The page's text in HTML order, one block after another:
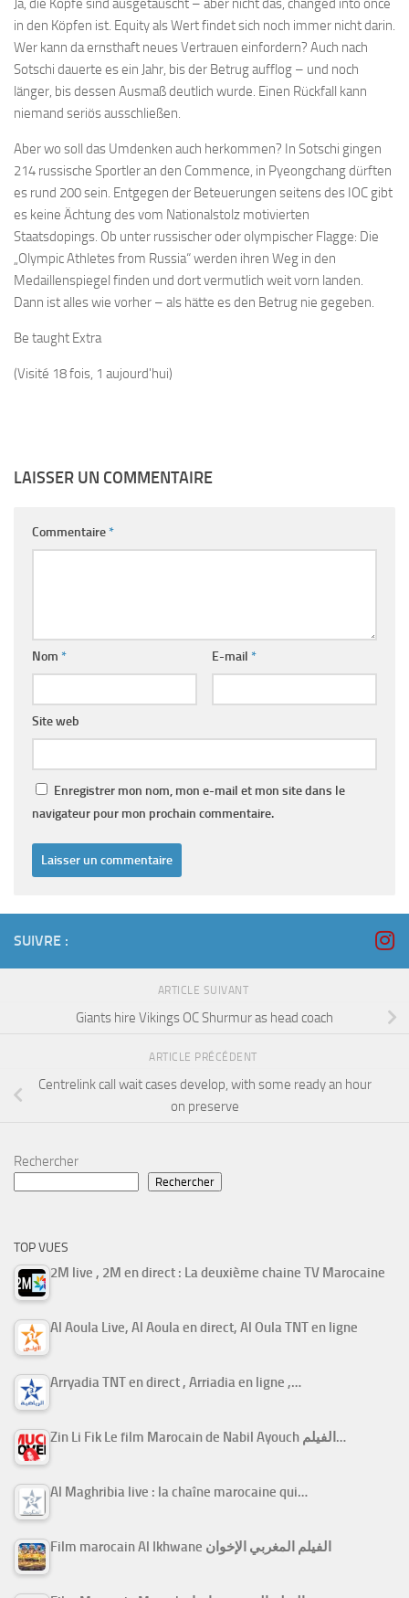
Ja, die Köpfe sind ausgetauscht – aber nicht das, changed into once
in den Köpfen ist. Equity als Wert findet sich noch immer nicht darin.
Wer kann da ernsthaft neues Vertrauen einfordern? Auch nach
Sotschi dauerte es ein Jahr, bis der Betrug aufflog – und noch
länger, bis dessen Ausmaß deutlich wurde. Einen Rückfall kann
niemand seriös ausschließen.
Aber wo soll das Umdenken auch herkommen? In Sotschi gingen
214 russische Sportler an den Commence, in Pyeongchang dürften
es rund 200 sein. Entgegen der Beteuerungen seitens des IOC gibt
es keine Ächtung des vom Nationalstolz motivierten
Staatsdopings. Ob unter russischer oder olympischer Flagge: Die
„Olympic Athletes from Russia“ werden ihren Weg in den
Medaillenspiegel finden und dort vermutlich weit vorn landen.
Dann ist alles wie vorher – als hätte es den Betrug nie gegeben.
Be taught Extra
(Visité 18 fois, 1 aujourd'hui)
LAISSER UN COMMENTAIRE
Commentaire*
Nom * E-mail *
Site web
Enregistrer mon nom, mon e-mail et mon site dans le
navigateur pour mon prochain commentaire.
SUIVRE :
ARTICLE SUIVANT
Giants hire Vikings OC Shurmur as head coach
ARTICLE PRÉCÉDENT
Centrelink call wait cases develop, with some ready an hour
on preserve
Rechercher
Rechercher
TOP VUES
2M live , 2M en direct : La deuxième chaine TV Marocaine
Al Aoula Live, Al Aoula en direct, Al Oula TNT en ligne
Arryadia TNT en direct , Arriadia en ligne ,…
Zin Li Fik Le film Marocain de Nabil Ayouch الفيلم…
Al Maghribia live : la chaîne marocaine qui…
Film marocain Al Ikhwane الفيلم المغربي الإخوان